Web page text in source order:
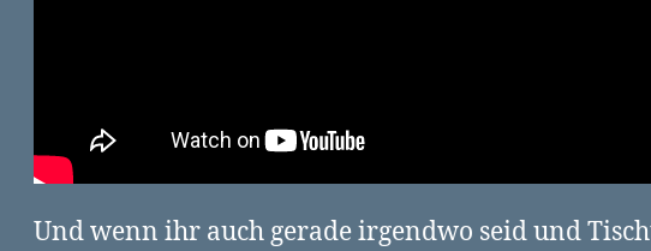
Und wenn ihr auch gerade irgendwo seid und